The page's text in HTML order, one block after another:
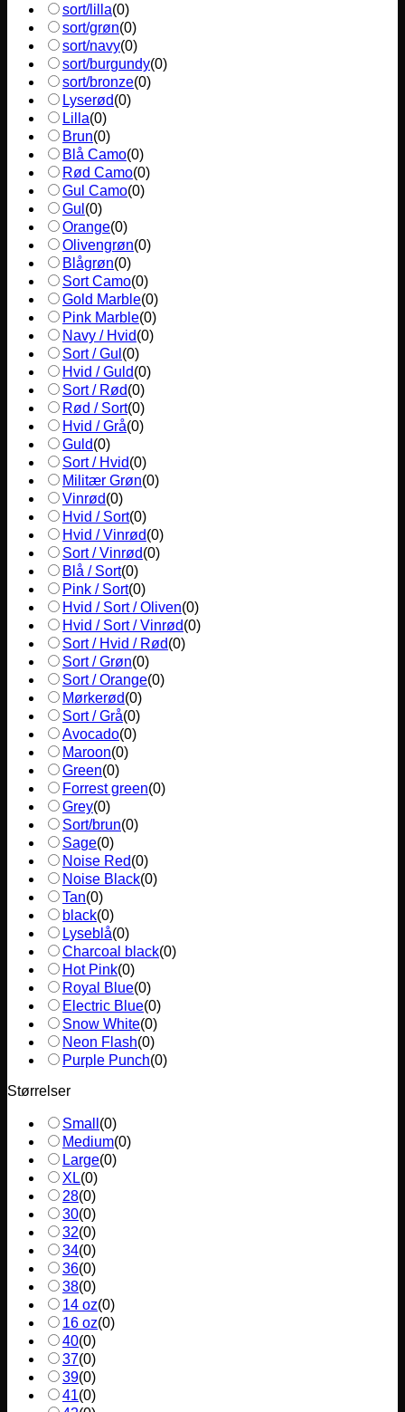
sort/lilla(0)
sort/grøn(0)
sort/navy(0)
sort/burgundy(0)
sort/bronze(0)
Lyserød(0)
Lilla(0)
Brun(0)
Blå Camo(0)
Rød Camo(0)
Gul Camo(0)
Gul (0)
Orange(0)
Olivengrøn(0)
Blågrøn(0)
Sort Camo(0)
Gold Marble(0)
Pink Marble(0)
Navy / Hvid(0)
Sort / Gul (0)
Hvid / Guld(0)
Sort / Rød(0)
Rød / Sort(0)
Hvid / Grå(0)
Guld(0)
Sort / Hvid(0)
Militær Grøn(0)
Vinrød(0)
Hvid / Sort(0)
Hvid / Vinrød(0)
Sort / Vinrød(0)
Blå / Sort(0)
Pink / Sort(0)
Hvid / Sort / Oliven(0)
Hvid / Sort / Vinrød(0)
Sort / Hvid / Rød(0)
Sort / Grøn(0)
Sort / Orange(0)
Mørkerød(0)
Sort / Grå(0)
Avocado(0)
Maroon(0)
Green(0)
Forrest green(0)
Grey(0)
Sort/brun(0)
Sage(0)
Noise Red(0)
Noise Black(0)
Tan(0)
black(0)
Lyseblå(0)
Charcoal black(0)
Hot Pink(0)
Royal Blue(0)
Electric Blue(0)
Snow White(0)
Neon Flash(0)
Purple Punch(0)
Størrelser
Small (0)
Medium(0)
Large(0)
XL(0)
28(0)
30(0)
32(0)
34(0)
36(0)
38(0)
14 oz(0)
16 oz(0)
40(0)
37(0)
39(0)
41(0)